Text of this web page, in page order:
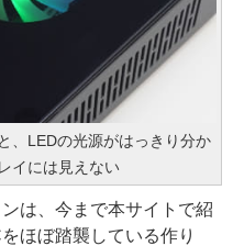
、LEDの光源がはっきり分か
イには見えない
は、今まで本サイトで紹
ほぼ踏襲している作り